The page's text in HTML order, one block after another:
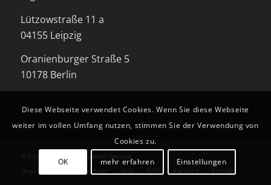
Lützowstraße 11 a
04155 Leipzig
Oranienburger Straße 5
10178 Berlin
© Copyright - Besser Leben Service
Impressum
Datenschutz AGB FAQ Karriere Kontakt
Diese Webseite verwendet Cookies. Wenn Sie diese Webseite
weiter im vollen Umfang nutzen, stimmen Sie der Verwendung von
Cookies zu.
OK mehr erfahren Einstellungen